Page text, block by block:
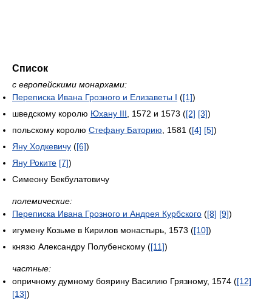
Список
с европейскими монархами:
Переписка Ивана Грозного и Елизаветы I ([1])
шведскому королю Юхану III, 1572 и 1573 ([2] [3])
польскому королю Стефану Баторию, 1581 ([4] [5])
Яну Ходкевичу ([6])
Яну Роките [7])
Симеону Бекбулатовичу
полемические:
Переписка Ивана Грозного и Андрея Курбского ([8] [9])
игумену Козьме в Кирилов монастырь, 1573 ([10])
князю Александру Полубенскому ([11])
частные:
опричному думному боярину Василию Грязному, 1574 ([12]
[13])